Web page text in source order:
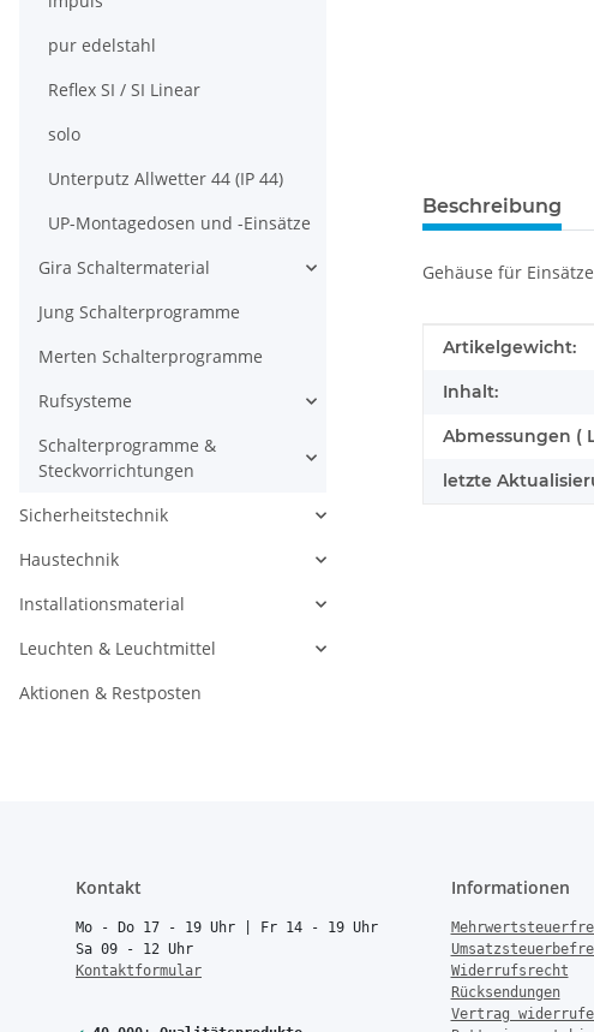
Beschreibung
Gehäuse für
Produkteigenschaft
Wert
Artikelgewicht:
Inhalt:
Abmessungen (
letzte
pur edelstahl
Reflex SI / SI Linear
solo
Unterputz Allwetter 44 (IP 44)
UP-Montagedosen und -Einsätze
Gira Schaltermaterial
Jung Schalterprogramme
Merten Schalterprogramme
Rufsysteme
Schalterprogramme &
Steckvorrichtungen
Sicherheitstechnik
Haustechnik
Installationsmaterial
Leuchten & Leuchtmittel
Aktionen & Restposten
Kontakt
Mo - Do 17 - 19 Uhr | Fr 14 - 19 Uhr
Sa 09 - 12 Uhr
Kontaktformular
Informationen
Widerrufsrecht
Rücksendungen
Vertrag